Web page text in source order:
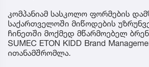
კომპანიამ სასკოლო ფორმების
საქართველოში მიწოდების
ჩინეთში მოქმედ მწარმოებელ
SUMEC ETON KIDD Brand
ითანამშრომლა.